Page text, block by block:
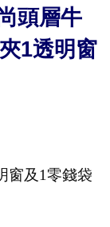
頭層牛
1透明窗
窗及1零錢袋